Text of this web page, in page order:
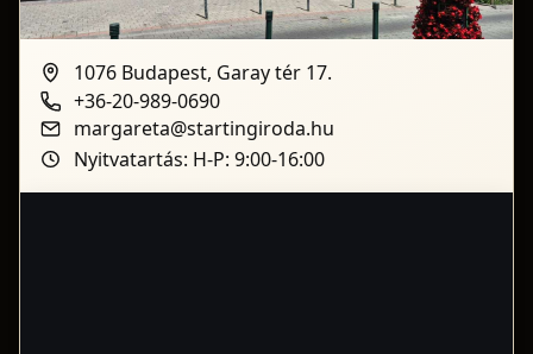
1076 Budapest, Garay tér 17.
+36-20-989-0690
margareta@startingiroda.hu
Nyitvatartás: H-P: 9:00-16:00